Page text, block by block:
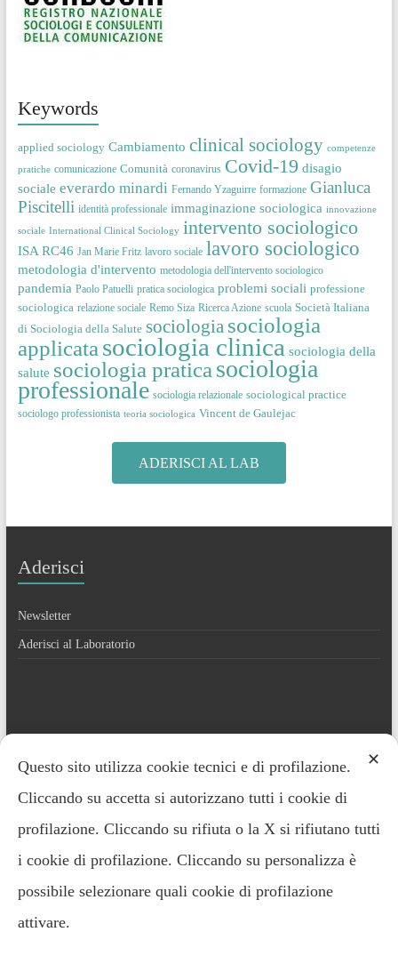
Keywords
applied sociology Cambiamento clinical sociology competenze
pratiche comunicazione Comunità coronavirus Covid-19 disagio
sociale everardo minardi Fernando Yzaguirre formazione Gianluca
Piscitelli identità professionale immaginazione sociologica innovazione
sociale International Clinical Sociology intervento sociologico
ISA RC46 Jan Marie Fritz lavoro sociale lavoro sociologico
metodologia d'intervento metodologia dell'intervento sociologico
pandemia Paolo Patuelli pratica sociologica problemi sociali professione
sociologica relazione sociale Remo Siza Ricerca Azione scuola Società Italiana
di Sociologia della Salute sociologia sociologia
applicata sociologia clinica sociologia della
salute sociologia pratica sociologia
professionale sociologia relazionale sociological practice
sociologo professionista teoria sociologica Vincent de Gaulejac
ADERISCI AL LAB
Aderisci
Newsletter
Aderisci al Laboratorio
Contatti ✕
Questo sito utilizza cookie tecnici e di profilazione.
Cliccando su accetta si autorizzano tutti i cookie di
profilazione. Cliccando su rifiuta o la X si rifiutano tutti
i cookie di profilazione. Cliccando su personalizza è
possibile selezionare quali cookie di profilazione
attivare.